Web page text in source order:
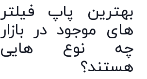
بهترین پاپ فیلتر
های موجود در بازار
چه نوع هایی
هستند؟